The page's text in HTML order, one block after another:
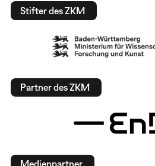
Stifter des ZKM
Partner des ZKM
Medienpartner